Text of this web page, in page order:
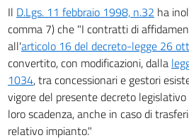
Il D.Lgs. 11 febbraio 1998, n.32 ha
comma 7) che "I contratti di
all'articolo 16 del decreto-legge 26
convertito, con modificazioni, dalla
1034, tra concessionari e gestori
vigore del presente decreto
loro scadenza, anche in caso di
relativo impianto."